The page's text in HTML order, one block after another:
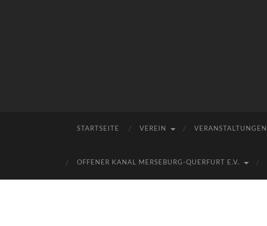
STARTSEITE VEREIN VERANSTALTUNGEN
OFFENER KANAL MERSEBURG-QUERFURT E.V.